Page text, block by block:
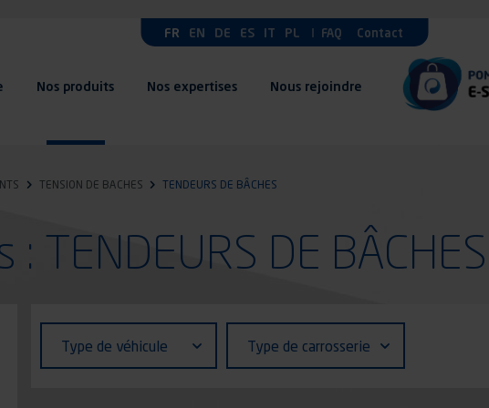
FR EN DE ES IT PL FAQ Contact
Nos produits Nos expertises Nous rejoindre
TENSION DE BACHES TENDEURS DE BÂCHES
TENDEURS DE BÂCHES
véhicule
Type de véhicule
carrosserie
Type de carrosserie